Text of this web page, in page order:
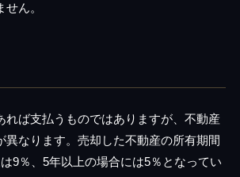
ん。
れば支払うものではありますが、不動産
異なります。売却した不動産の所有期間
9％、5年以上の場合には5％となってい